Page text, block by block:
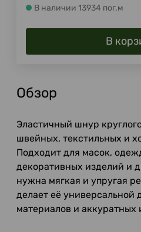
В наличии 13934 пог.м
В
Обзор
Эластичный шнур
швейных, текстильных и
Подходит для масок,
декоративных изделий и
нужна мягкая и упругая
делает её универсальной
материалов и аккуратных